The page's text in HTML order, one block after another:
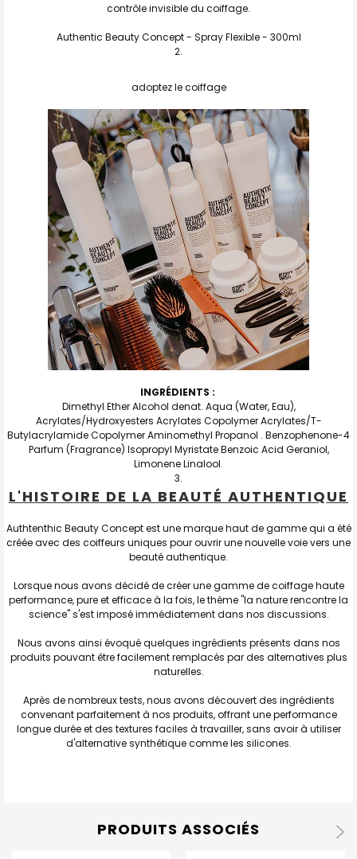
contrôle invisible du coiffage.
Authentic Beauty Concept - Spray Flexible - 300ml
adoptez le coiffage
INGRÉDIENTS :
Dimethyl Ether Alcohol denat. Aqua (Water, Eau),
Acrylates/Hydroxyesters Acrylates Copolymer Acrylates/T-
Butylacrylamide Copolymer Aminomethyl Propanol . Benzophenone-4
Parfum (Fragrance) Isopropyl Myristate Benzoic Acid Geraniol,
Limonene Linalool.
L'HISTOIRE DE LA BEAUTÉ AUTHENTIQUE
Authtenthic Beauty Concept est une marque haut de gamme qui a été
créée avec des coiffeurs uniques pour ouvrir une nouvelle voie vers une
beauté authentique.
Lorsque nous avons décidé de créer une gamme de coiffage haute
performance, pure et efficace à la fois, le thème "la nature rencontre la
science" s'est imposé immédiatement dans nos discussions.
Nous avons ainsi évoqué quelques ingrédients présents dans nos
produits pouvant être facilement remplacés par des alternatives plus
naturelles.
Après de nombreux tests, nous avons découvert des ingrédients
convenant parfaitement à nos produits, offrant une performance
longue durée et des textures faciles à travailler, sans avoir à utiliser
d'alternative synthétique comme les silicones.
PRODUITS ASSOCIÉS